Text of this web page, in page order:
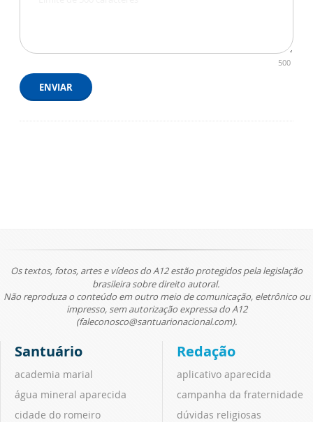
500
ENVIAR
Os textos, fotos, artes e vídeos do A12 estão protegidos pela legislação
brasileira sobre direito autoral.
Não reproduza o conteúdo em outro meio de comunicação, eletrônico ou
impresso, sem autorização expressa do A12
(faleconosco@santuarionacional.com).
Santuário
academia marial
água mineral aparecida
cidade do romeiro
Redação
aplicativo aparecida
campanha da fraternidade
dúvidas religiosas